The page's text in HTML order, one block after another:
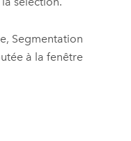
Segmentation
à la fenêtre